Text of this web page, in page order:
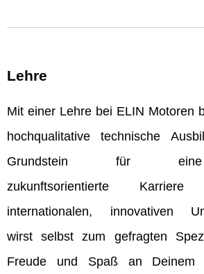
Lehre
Mit einer Lehre bei ELIN Motoren
hochqualitative technische
Grundstein für eine
zukunftsorientierte
internationalen, innovativen
wirst selbst zum gefragten
Freude und Spaß an Deinem